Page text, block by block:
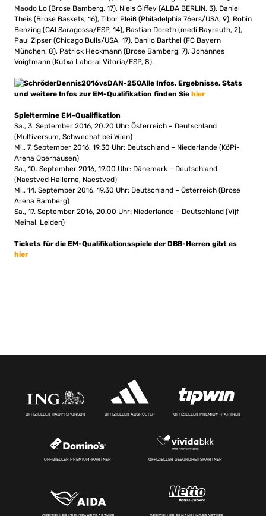
Maodo Lo (Brose Bamberg, 17), Niels Giffey (ALBA BERLIN, 3), Daniel
Theis (Brose Baskets, 16), Tibor Pleiß (Philadelphia 76ers/USA, 9), Robin
Benzing (CAI Saragossa/ESP, 14), Bastian Doreth (medi Bayreuth, 2),
Paul Zipser (Chicago Bulls/USA, 17), Danilo Barthel (FC Bayern
München, 8), Patrick Heckmann (Brose Bamberg, 7), Johannes
Voigtmann (Kutxa Laboral Vitoria/ESP, 8).
Alle Infos, Ergebnisse, Stats
und weitere Infos zur EM-Qualifikation finden Sie hier
Spieltermine EM-Qualifikation
Sa., 3. September 2016, 20.20 Uhr: Österreich – Deutschland
(Multiversum, Schwechat bei Wien)
Mi., 7. September 2016, 19.30 Uhr: Deutschland – Niederlande (KöPi-
Arena Oberhausen)
Sa., 10. September 2016, 19.00 Uhr: Dänemark – Deutschland
(Naestved Hallerne, Naestved)
Mi., 14. September 2016, 19.30 Uhr: Deutschland – Österreich (Brose
Arena Bamberg)
Sa., 17. September 2016, 20.00 Uhr: Niederlande – Deutschland (Vijf
Meihal, Leiden)
Tickets für die EM-Qualifikationsspiele der DBB-Herren gibt es
hier
OFFIZIELLER HAUPTSPONSOR OFFIZIELLER AUSRÜSTER OFFIZIELLER PREMIUM-PARTNER
OFFIZIELLER PREMIUM-PARTNER OFFIZIELLER GESUNDHEITSPARTNER